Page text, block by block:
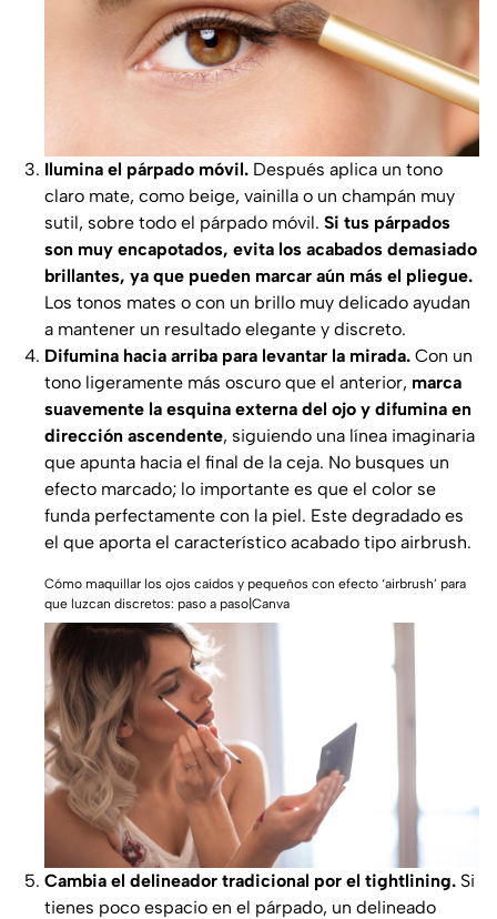
Ilumina el párpado móvil. Después aplica un tono
claro mate, como beige, vainilla o un champán muy
sutil, sobre todo el párpado móvil. Si tus párpados
son muy encapotados, evita los acabados demasiado
brillantes, ya que pueden marcar aún más el pliegue.
Los tonos mates o con un brillo muy delicado ayudan
a mantener un resultado elegante y discreto.
Difumina hacia arriba para levantar la mirada. Con un
tono ligeramente más oscuro que el anterior, marca
suavemente la esquina externa del ojo y difumina en
dirección ascendente, siguiendo una línea imaginaria
que apunta hacia el final de la ceja. No busques un
efecto marcado; lo importante es que el color se
funda perfectamente con la piel. Este degradado es
el que aporta el característico acabado tipo airbrush.
Cómo maquillar los ojos caídos y pequeños con efecto ‘airbrush’ para
que luzcan discretos: paso a paso|Canva
Cambia el delineador tradicional por el tightlining. Si
tienes poco espacio en el párpado, un delineado